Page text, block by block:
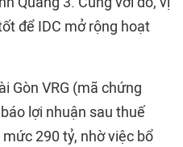
để IDC mở rộng hoạt
Gòn VRG (mã chứng
lợi nhuận sau thuế
290 tỷ, nhờ việc bổ